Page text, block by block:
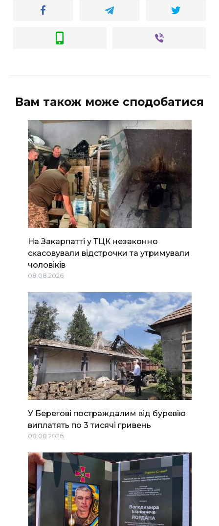
Вам також може сподобатися
На Закарпатті у ТЦК незаконно
скасовували відстрочки та утримували
чоловіків
08.08.2026
У Берегові постраждалим від буревію
виплатять по 3 тисячі гривень
08.08.2026